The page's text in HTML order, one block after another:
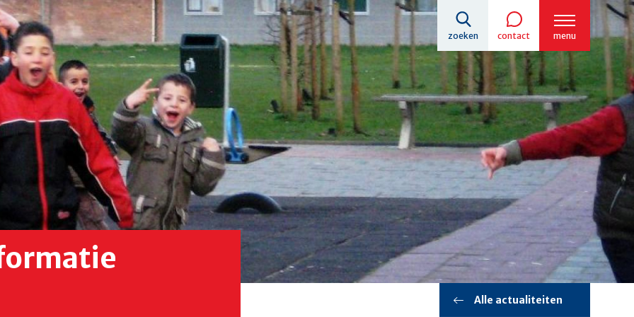
zoeken contact menu
Alle actualiteiten